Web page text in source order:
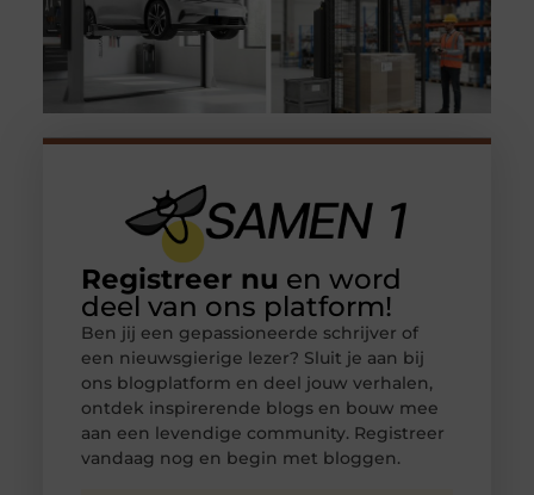
Registreer nu en word
deel van ons platform!
Ben jij een gepassioneerde schrijver of
een nieuwsgierige lezer? Sluit je aan bij
ons blogplatform en deel jouw verhalen,
ontdek inspirerende blogs en bouw mee
aan een levendige community. Registreer
vandaag nog en begin met bloggen.